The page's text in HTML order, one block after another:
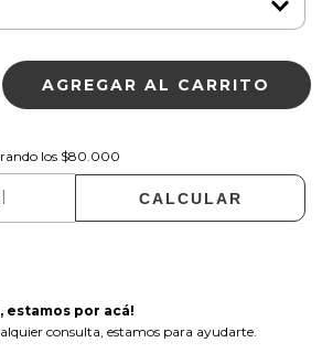
$80.000
CAMBIAR CP
los $80.000
CALCULAR
estamos por acá!
consulta, estamos para ayudarte.